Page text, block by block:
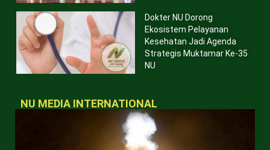
Dokter NU Dorong
Ekosistem Pelayanan
Kesehatan Jadi Agenda
Strategis Muktamar Ke-35
NU
NU MEDIA INTERNATIONAL